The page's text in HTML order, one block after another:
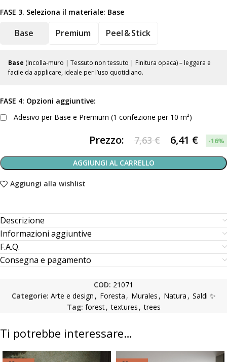
FASE 3. Seleziona il materiale: Base
Base Premium Peel & Stick
Base (Incolla-muro | Tessuto non tessuto | Finitura opaca) – leggera e
facile da applicare, ideale per l’uso quotidiano.
FASE 4: Opzioni aggiuntive:
Adesivo per Base e Premium (1 confezione per 10 m²)
Prezzo: 7,63 € 6,41 € -16%
AGGIUNGI AL CARRELLO
Aggiungi alla wishlist
Descrizione
Informazioni aggiuntive
F.A.Q.
Consegna e pagamento
COD: 21071
Categorie: Arte e design , Foresta , Murales , Natura , Saldi ✨
Tag: forest, textures , trees
Ti potrebbe interessare…